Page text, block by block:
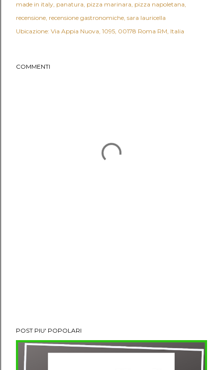
made in italy panatura pizza marinara pizza napoletana
recensione recensione gastronomiche sara lauricella
Ubicazione: Via Appia Nuova, 1095, 00178 Roma RM, Italia
COMMENTI
POST PIU' POPOLARI